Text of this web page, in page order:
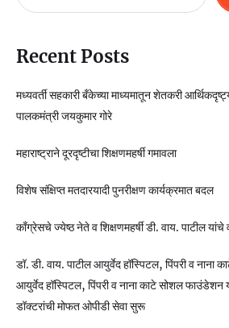
Recent Posts
मध्यवर्ती सहकारी बँकेच्या माध्यमातून शेतकरी
पालकमंत्री जयकुमार गोरे
महाराष्ट्राने दूरदृष्टीचा शिक्षणमहर्षी गमावला
विशेष संक्षिप्त मतदारयादी पुनरीक्षण कार्यक्रमात बदल
काँग्रेसचे ज्येष्ठ नेते व शिक्षणमहर्षी डी. वाय. पाटील यांचे
डॉ. डी. वाय. पाटील आयुर्वेद हॉस्पिटल, पिंपरी व नाना
आयुर्वेद हॉस्पिटल, पिंपरी व नाना काटे सोशल फाउंडेशन
डॉक्टरांची मोफत ओपीडी सेवा सुरू